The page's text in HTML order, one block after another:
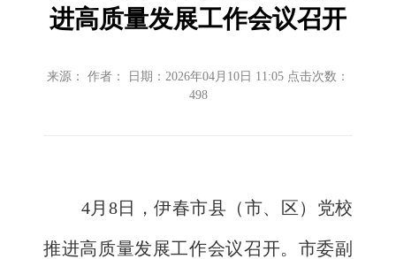
进高质量发展工作会议召开
来源： 作者： 日期：2026年04月10日 11:05 点击次数：
498
4月8日，伊春市县（市、 区）党校
推进高质量发展工作会议召开。市委副